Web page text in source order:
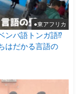
●東アフリカ
ンバ語トンガ語⁉
はだかる言語の